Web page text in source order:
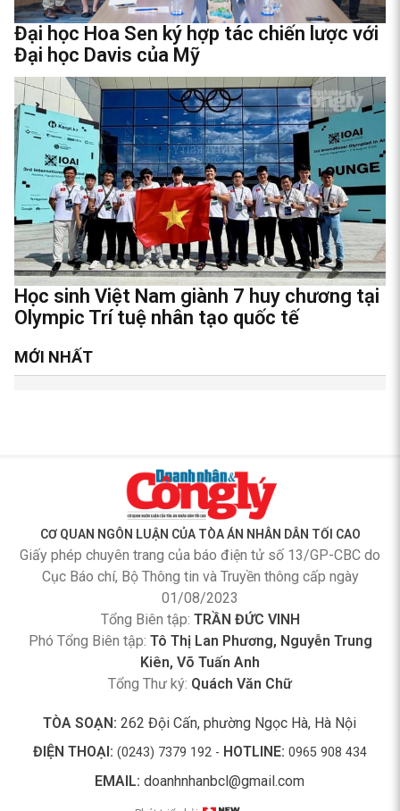
Đại học Hoa Sen ký hợp tác chiến lược với
Đại học Davis của Mỹ
Học sinh Việt Nam giành 7 huy chương tại
Olympic Trí tuệ nhân tạo quốc tế
MỚI NHẤT
CƠ QUAN NGÔN LUẬN CỦA TÒA ÁN NHÂN DÂN TỐI CAO
Giấy phép chuyên trang của báo điện tử số 13/GP-CBC do
Cục Báo chí, Bộ Thông tin và Truyền thông cấp ngày
01/08/2023
Tổng Biên tập: TRẦN ĐỨC VINH
Phó Tổng Biên tập: Tô Thị Lan Phương, Nguyễn Trung
Kiên, Võ Tuấn Anh
Tổng Thư ký: Quách Văn Chữ
TÒA SOẠN: 262 Đội Cấn, phường Ngọc Hà, Hà Nội
ĐIỆN THOẠI: (0243) 7379 192 - HOTLINE: 0965 908 434
EMAIL: doanhnhanbcl@gmail.com